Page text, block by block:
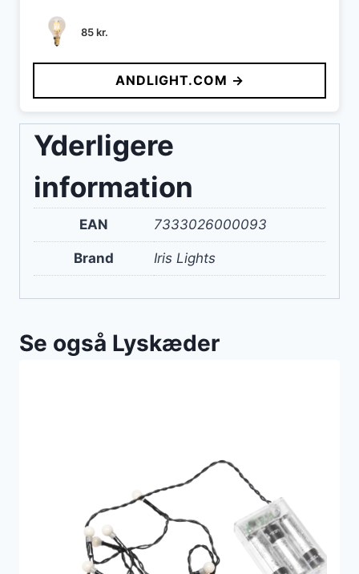
85kr.
ANDLIGHT.COM →
Yderligere
information
EAN 7333026000093
Brand Iris Lights
Se også Lyskæder